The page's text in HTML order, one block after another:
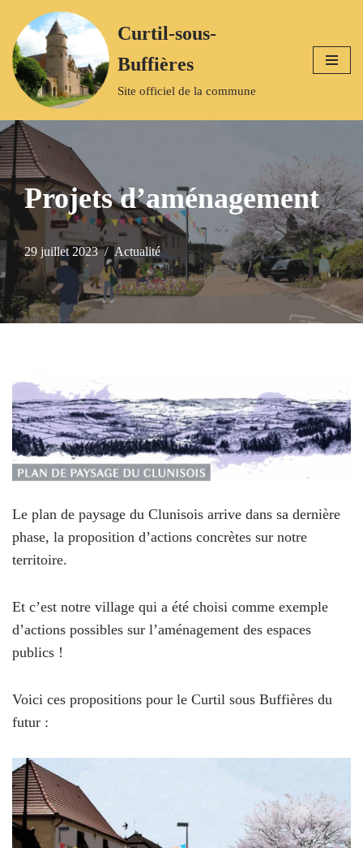
Aller
au
contenu
Curtil-sous-
Buffières
Site officiel de la commune
Projets d’aménagement
29 juillet 2023 Actualité
Le plan de paysage du Clunisois arrive dans sa dernière
phase, la proposition d’actions concrètes sur notre
territoire.
Et c’est notre village qui a été choisi comme exemple
d’actions possibles sur l’aménagement des espaces
publics !
Voici ces propositions pour le Curtil sous Buffières du
futur :